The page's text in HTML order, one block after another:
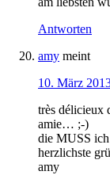
Antworten
amy meint
10. März
très
amie… ;-)
die MUSS
herzlichste
amy